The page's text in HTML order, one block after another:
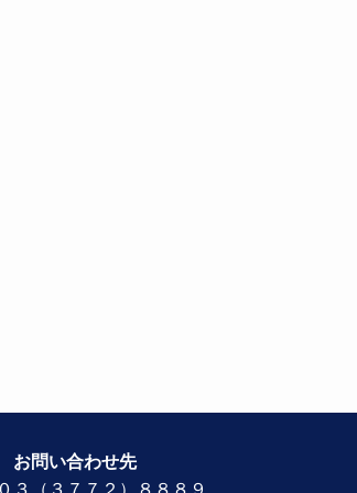
お問い合わせ先